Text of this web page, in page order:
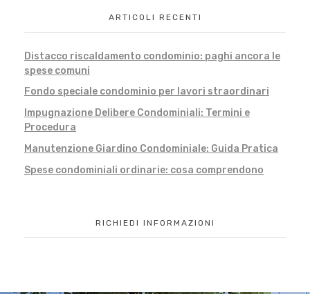
ARTICOLI RECENTI
Distacco riscaldamento condominio: paghi ancora le
spese comuni
Fondo speciale condominio per lavori straordinari
Impugnazione Delibere Condominiali: Termini e
Procedura
Manutenzione Giardino Condominiale: Guida Pratica
Spese condominiali ordinarie: cosa comprendono
RICHIEDI INFORMAZIONI